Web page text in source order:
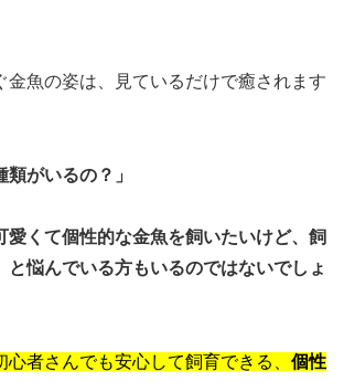
金魚の姿は、見ているだけで癒されます
がいるの？」
愛くて個性的な金魚を飼いたいけど、飼
悩んでいる方もいるのではないでしょ
心者さんでも安心して飼育できる、 個性